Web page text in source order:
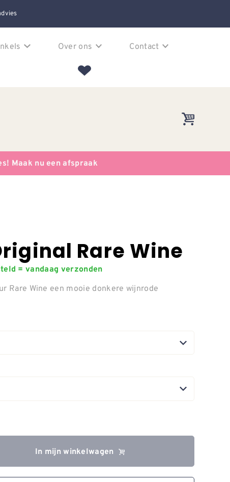
Over ons Contact
Maak nu een afspraak
Rare Wine
= vandaag verzonden
Rare Wine een mooie donkere wijnrode
In mijn winkelwagen